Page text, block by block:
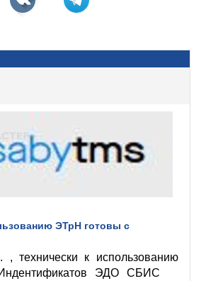
ЭТрН готовы с
технически к использованию
ЭДО СБИС